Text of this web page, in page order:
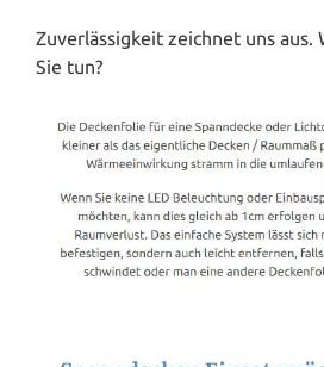
Zuverlässigkeit zeichnet uns aus.
Sie tun?